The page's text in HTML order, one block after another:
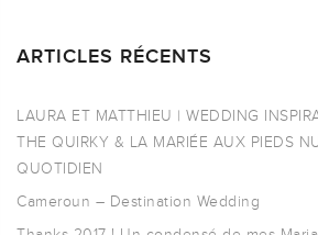
ARTICLES RÉCENTS
LAURA ET MATTHIEU | WEDDING
THE QUIRKY & LA MARIÉE AUX PIEDS
QUOTIDIEN
Cameroun – Destination Wedding